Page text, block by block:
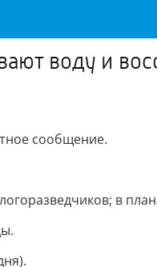
воду и
сообщение.
в